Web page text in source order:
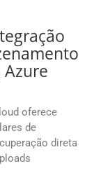
Azure
oferece
de
direta